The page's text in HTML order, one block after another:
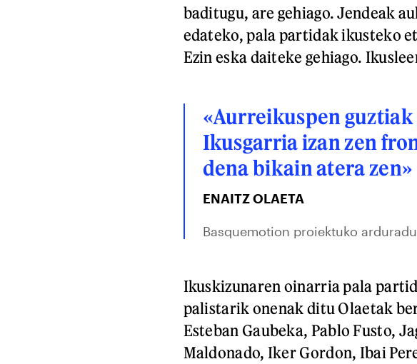
baditugu, are gehiago. Jendeak
edateko, pala partidak ikusteko
Ezin eska daiteke gehiago.
«Aurreikuspen
Ikusgarria izan zen
dena bikain atera zen»
ENAITZ OLAETA
Basquemotion proiektuko
Ikuskizunaren oinarria pala
palistarik onenak ditu Olaetak
Esteban Gaubeka, Pablo Fusto,
Maldonado, Iker Gordon, Ibai